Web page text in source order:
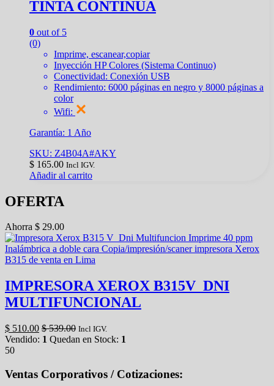
TINTA CONTINUA
0 out of 5
(0)
Imprime, escanear,copiar
Inyección HP Colores (Sistema Continuo)
Conectividad: Conexión USB
Rendimiento: 6000 páginas en negro y 8000 páginas a
color
Wifi:
Garantía: 1 Año
SKU: Z4B04A#AKY
$ 165.00 Incl IGV.
Añadir al carrito
OFERTA
Ahorra $ 29.00
IMPRESORA XEROX B315V_DNI
MULTIFUNCIONAL
$ 510.00 $539.00 Incl IGV.
Vendido: 1 Quedan en Stock: 1
50
Ventas Corporativos / Cotizaciones: